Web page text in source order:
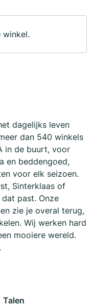
winkel.
dagelijks leven
dan 540 winkels
in de buurt, voor
en beddengoed,
voor elk seizoen.
Sinterklaas of
past. Onze
zie je overal terug,
Wij werken hard
mooiere wereld.
Talen